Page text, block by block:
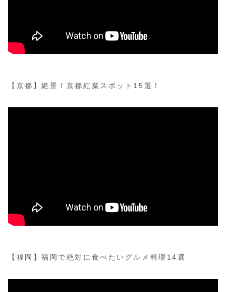
【京都】絶景！京都紅葉スポット15選！
【福岡】福岡で絶対に食べたいグルメ料理14選